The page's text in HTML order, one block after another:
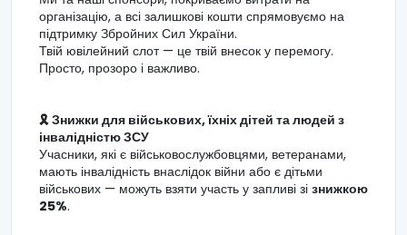
організацію, а всі залишкові кошти спрямовуємо на
підтримку Збройних Сил України.
Твій ювілейний слот — це твій внесок у перемогу.
Просто, прозоро і важливо.
🎗️ Знижки для військових, їхніх дітей та людей з
інвалідністю ЗСУ
Учасники, які є військовослужбовцями, ветеранами,
мають інвалідність внаслідок війни або є дітьми
військових — можуть взяти участь у запливі зі знижкою
25%.